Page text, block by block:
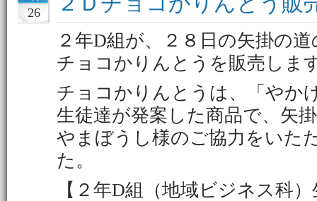
26
２年D組が、２８日の矢掛の
チョコかりんとうを販売しま
チョコかりんとうは、「やか
生徒達が発案した商品で、矢
やまぼうし様のご協力をいた
た。
【２年D組（地域ビジネス科